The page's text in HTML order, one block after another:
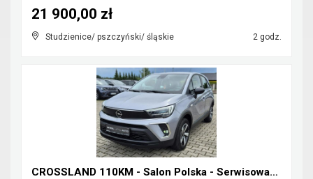
Studzienice/ pszczyński/ śląskie 2 godz.
21 900,00 zł
CROSSLAND 110KM - Salon Polska - Serwisowany w ASO...